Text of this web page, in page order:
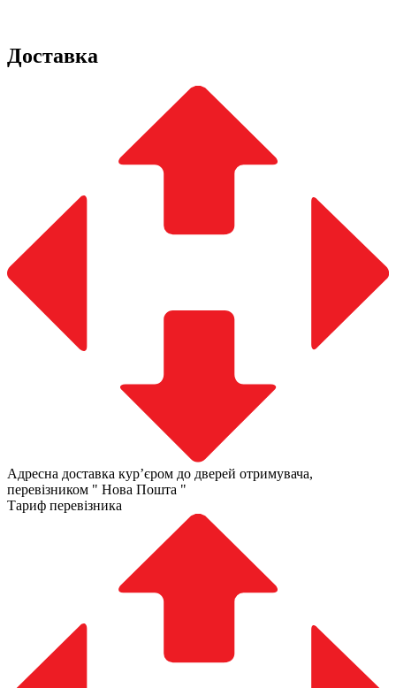
Доставка
Адресна доставка курʼєром до дверей отримувача,
перевізником " Нова Пошта "
Тариф перевізника